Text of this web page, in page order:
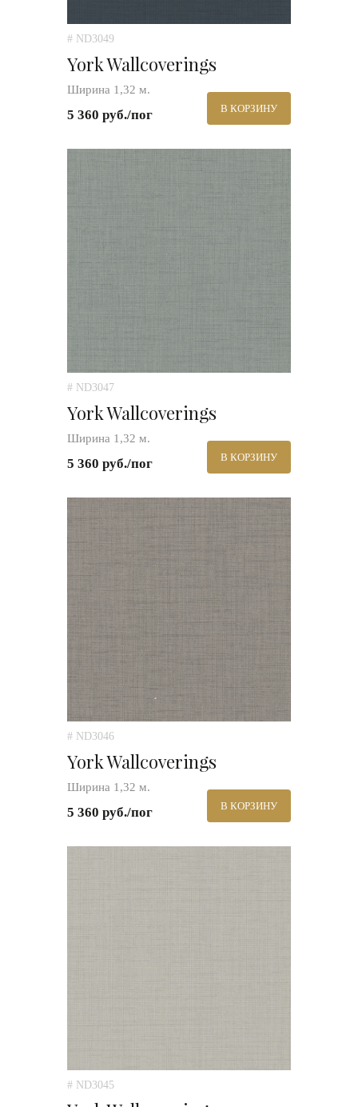
# ND3049
York Wallcoverings
Ширина 1,32 м.
5 360 руб./пог В КОРЗИНУ
# ND3047
York Wallcoverings
Ширина 1,32 м.
5 360 руб./пог В КОРЗИНУ
# ND3046
York Wallcoverings
Ширина 1,32 м.
5 360 руб./пог В КОРЗИНУ
# ND3045